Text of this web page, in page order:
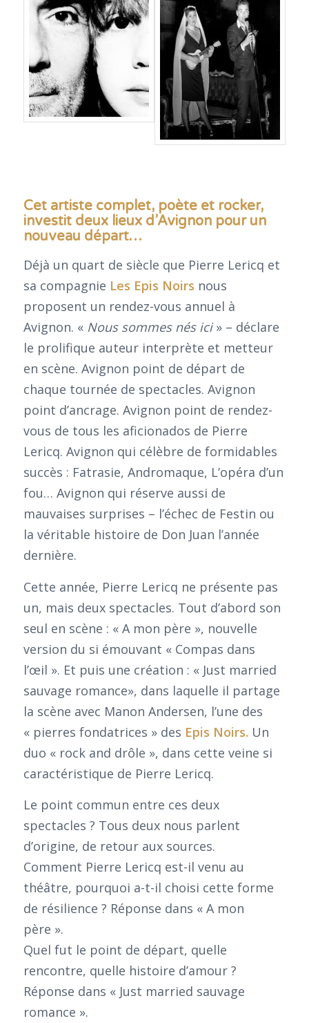
Cet artiste complet, poète et rocker,
investit deux lieux d’Avignon pour un
nouveau départ…
Déjà un quart de siècle que Pierre Lericq et
sa compagnie Les Epis Noirs nous
proposent un rendez-vous annuel à
Avignon. « Nous sommes nés ici» – déclare
le prolifique auteur interprète et metteur
en scène. Avignon point de départ de
chaque tournée de spectacles. Avignon
point d’ancrage. Avignon point de rendez-
vous de tous les aficionados de Pierre
Lericq. Avignon qui célèbre de formidables
succès : Fatrasie, Andromaque, L’opéra d’un
fou… Avignon qui réserve aussi de
mauvaises surprises – l’échec de Festin ou
la véritable histoire de Don Juan l’année
dernière.
Cette année, Pierre Lericq ne présente pas
un, mais deux spectacles. Tout d’abord son
seul en scène : « A mon père », nouvelle
version du si émouvant « Compas dans
l’œil ». Et puis une création : « Just married
sauvage romance», dans laquelle il partage
la scène avec Manon Andersen, l’une des
« pierres fondatrices » des Epis Noirs. Un
duo « rock and drôle », dans cette veine si
caractéristique de Pierre Lericq.
Le point commun entre ces deux
spectacles ? Tous deux nous parlent
d’origine, de retour aux sources.
Comment Pierre Lericq est-il venu au
théâtre, pourquoi a-t-il choisi cette forme
de résilience ? Réponse dans « A mon
père ».
Quel fut le point de départ, quelle
rencontre, quelle histoire d’amour ?
Réponse dans « Just married sauvage
romance ».